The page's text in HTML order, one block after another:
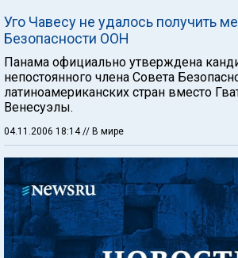
Уго Чавесу не удалось получить
Безопасности ООН
Панама официально утверждена
непостоянного члена Совета
латиноамериканских стран вместо
Венесуэлы.
04.11.2006 18:14// В мире